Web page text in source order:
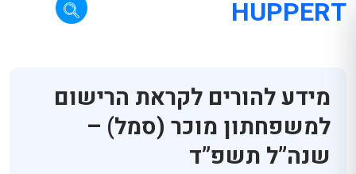
HUPPERT
מידע להורים לקראת הרישום
למשפחתון מוכר (סמל) –
שנה”ל תשפ”ד